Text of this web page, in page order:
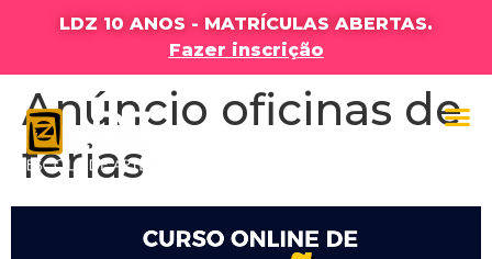
LDZ 10 ANOS - MATRÍCULAS ABERTAS.
Fazer inscrição
Anúncio oficinas de
férias